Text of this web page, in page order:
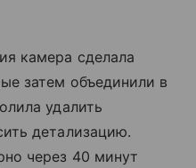
камера сделала
затем объединили в
удалить
детализацию.
через 40 минут